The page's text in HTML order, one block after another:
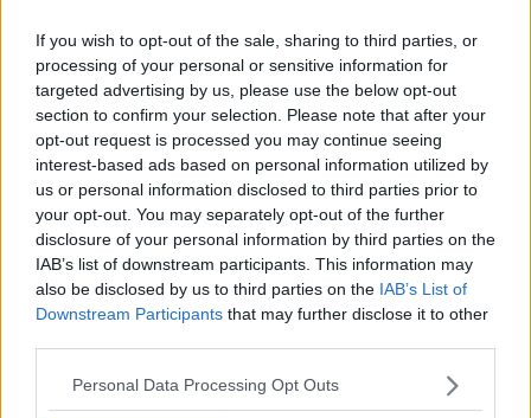
If you wish to opt-out of the sale, sharing to third parties, or
processing of your personal or sensitive information for
targeted advertising by us, please use the below opt-out
section to confirm your selection. Please note that after your
opt-out request is processed you may continue seeing
interest-based ads based on personal information utilized by
us or personal information disclosed to third parties prior to
your opt-out. You may separately opt-out of the further
disclosure of your personal information by third parties on the
IAB’s list of downstream participants. This information may
also be disclosed by us to third parties on the IAB’s List of
Downstream Participants that may further disclose it to other
Personal Data Processing Opt Outs
inte vara låst i dom.
Du kanske behover prata med nån?
Mindler ska vara väldigt bra säger dom..
Hålla på sådär funkar inte. Säger inte att dom har rätt men det kan
du inte avgöra sådär.
Å är det så att den är helt missvisande så berätta istället då vad
som är fel och varför..
Ganska omogen inställning tbh.
Rätt osund med.
Ta hand om dig ❤️
__________________
Citera
2021-08-28, 09:12 #141
Krappfiskarn